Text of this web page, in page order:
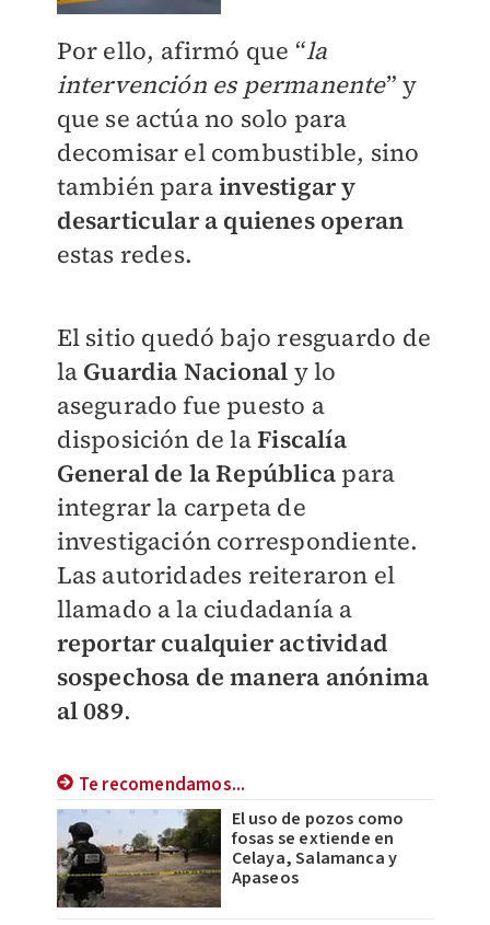
Por ello, afirmó que “la
intervención es permanente” y
que se actúa no solo para
decomisar el combustible, sino
también parainvestigar y
desarticular a quienes operan
estas redes.
El sitio quedó bajo resguardo de
la Guardia Nacional y lo
asegurado fue puesto a
disposición de laFiscalía
General de la República para
integrar la carpeta de
investigación correspondiente.
Las autoridades reiteraron el
llamado a la ciudadanía a
reportar cualquier actividad
sospechosa de manera anónima
al 089.
Te recomendamos...
El uso de pozos como
fosas se extiende en
Celaya, Salamanca y
Apaseos